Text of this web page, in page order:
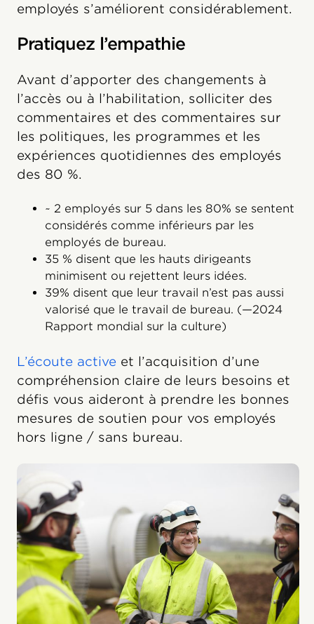
employés s’améliorent considérablement.
Pratiquez l’empathie
Avant d’apporter des changements à
l’accès ou à l’habilitation, solliciter des
commentaires et des commentaires sur
les politiques, les programmes et les
expériences quotidiennes des employés
des 80 %.
~ 2 employés sur 5 dans les 80% se sentent
considérés comme inférieurs par les
employés de bureau.
35 % disent que les hauts dirigeants
minimisent ou rejettent leurs idées.
39% disent que leur travail n’est pas aussi
valorisé que le travail de bureau. (—2024
Rapport mondial sur la culture)
L’écoute active et l’acquisition d’une
compréhension claire de leurs besoins et
défis vous aideront à prendre les bonnes
mesures de soutien pour vos employés
hors ligne / sans bureau.